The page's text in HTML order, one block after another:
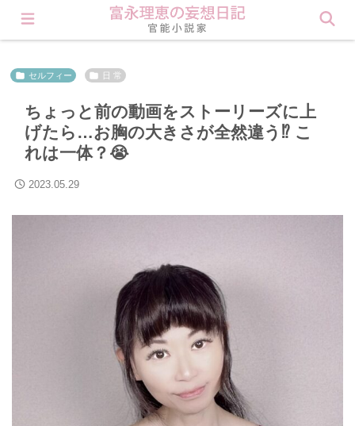
会員登録すると理恵の秘密が見られます❤︎ Click here
セルフィー 日 常
ちょっと前の動画をストーリーズに上
げたら…お胸の大きさが全然違う⁉️ こ
れは一体？😭
2023.05.29